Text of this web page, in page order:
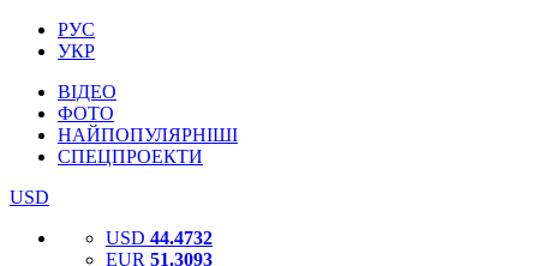
РУС
УКР
ВІДЕО
ФОТО
НАЙПОПУЛЯРНІШІ
СПЕЦПРОЕКТИ
USD
USD 44.4732
EUR 51.3093